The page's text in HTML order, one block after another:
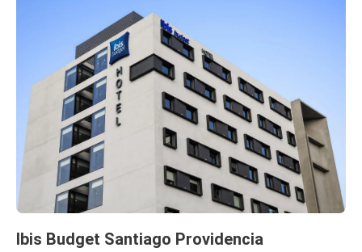
Ibis Budget Santiago Providencia